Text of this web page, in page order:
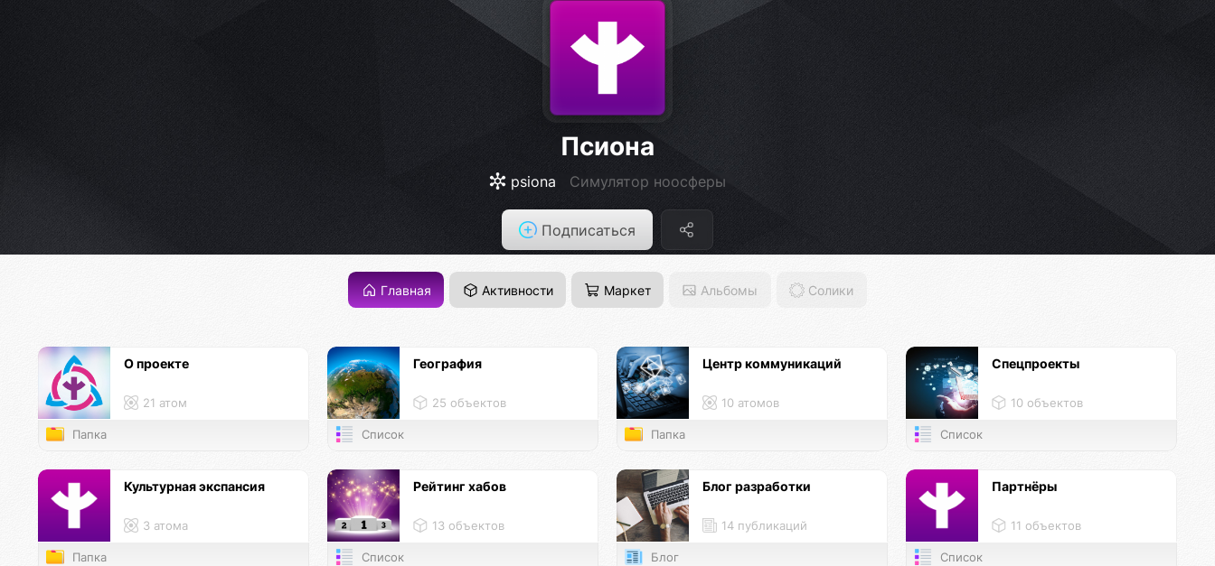
Псиона
psiona Cимулятор ноосферы
Подписаться
Главная Активности Маркет Альбомы Солики
О проекте
21 атом
Папка
География
25 объектов
Список
Центр коммуникаций
10 атомов
Папка
Спецпроекты
10 объектов
Список
Культурная экспансия
3 атома
Папка
Рейтинг хабов
13 объектов
Список
Блог разработки
14 публикаций
Блог
Партнёры
11 объектов
Список